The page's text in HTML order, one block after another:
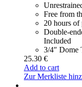
Free from
20 hours of
Double-
Included
3/4″ Dome
25.30 €
Add to cart
Zur Merkliste